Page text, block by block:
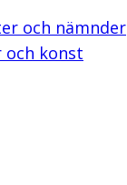
och nämnder
och konst